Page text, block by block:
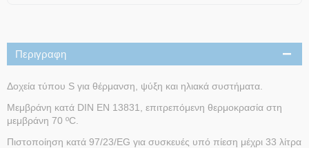
Περιγραφη
Δοχεία τύπου S για θέρμανση, ψύξη και ηλιακά συστήματα.
Μεμβράνη κατά DIN EN 13831, επιτρεπόμενη θερμοκρασία στη
μεμβράνη 70 ºC.
Πιστοποίηση κατά 97/23/EG για συσκευές υπό πίεση μέχρι 33 λίτρα